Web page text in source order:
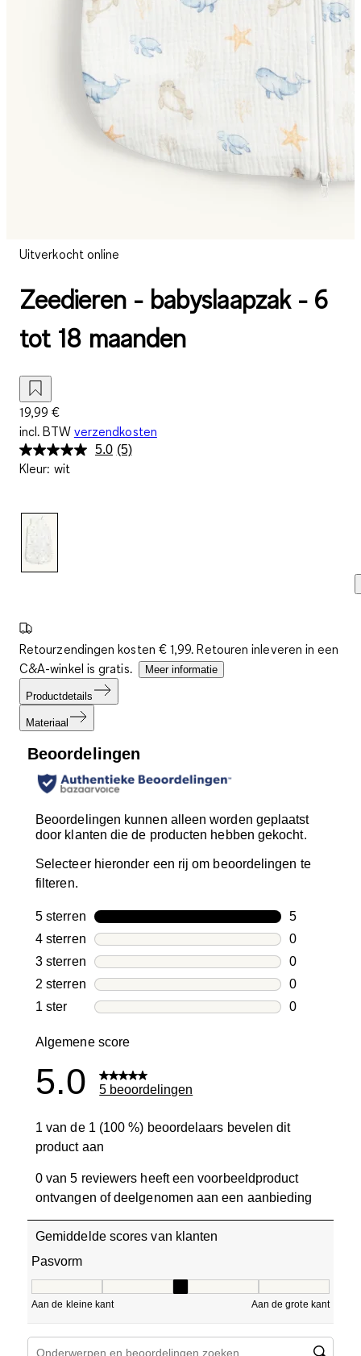
Uitverkocht online
Zeedieren - babyslaapzak - 6
tot 18 maanden
19,99 €
incl. BTW verzendkosten
5.0 Lees
(5)
Kleur: wit
Retourzendingen kosten € 1,99. Retouren inleveren in een
C&A-winkel is gratis.
Meer informatie
Productdetails
Materiaal
Beoordelingen
Beoordelingen kunnen alleen worden geplaatst
door klanten die de producten hebben gekocht.
Selecteer hieronder een rij om beoordelingen te
filteren.
5 sterren sterren
5
5
4 sterren sterren
0
0
3 sterren sterren
0
0
2 sterren sterren
0
0
1 ster sterren
0
Algemene score
5.0 5 beoordelingen
1 van de 1 (100 %) beoordelaars bevelen dit
product aan
0 van 5 reviewers heeft een voorbeeldproduct
ontvangen of deelgenomen aan een aanbieding
Gemiddelde scores van klanten
Pasvorm
Aan de kleine kant Aan de grote kant
Onderwerpen en beoordelingen zoeken per regio